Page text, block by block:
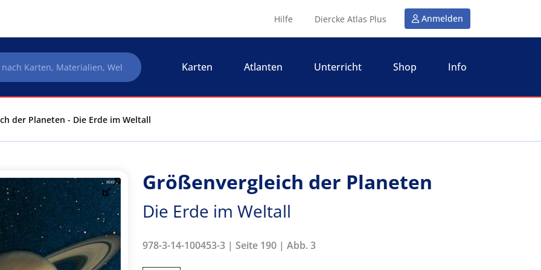
Hilfe Diercke Atlas Plus Anmelden
Karten Atlanten Unterricht Shop Info
der Planeten - Die Erde im Weltall
Größenvergleich der Planeten
Die Erde im Weltall
978-3-14-100453-3 | Seite 190 | Abb. 3